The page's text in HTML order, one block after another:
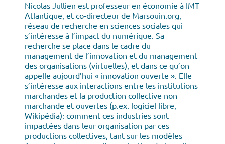
Nicolas Jullien est professeur en économie à IMT
Atlantique, et co-directeur de Marsouin.org,
réseau de recherche en sciences sociales qui
s’intéresse à l’impact du numérique. Sa
recherche se place dans le cadre du
management de l’innovation et du management
des organisations (virtuelles), et dans ce qu’on
appelle aujourd’hui « innovation ouverte ». Elle
s’intéresse aux interactions entre les institutions
marchandes et la production collective non
marchande et ouvertes (p.ex. logiciel libre,
Wikipédia): comment ces industries sont
impactées dans leur organisation par ces
productions collectives, tant sur les modèles